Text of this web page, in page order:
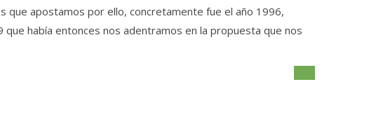
que apostamos por ello, concretamente fue el año 1996,
había entonces nos adentramos en la propuesta que nos